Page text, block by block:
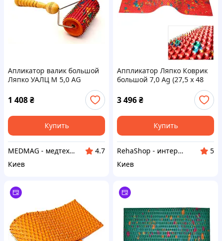
Апликатор валик большой
Ляпко УАЛЦ М 5,0 AG
1 408₴
Купить
MEDMAG - медтехника для всей семьи
4.7
Киев
Аппликатор Ляпко Коврик
большой 7,0 Ag (27,5 х 48
3 496₴
Купить
RehaShop - интернет-магазин медтехники
5
Киев